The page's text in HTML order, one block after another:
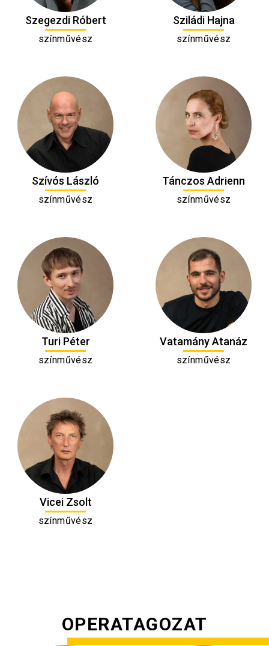
Szegezdi Róbert
színművész
Sziládi Hajna
színművész
Szívós László
színművész
Tánczos Adrienn
színművész
Turi Péter
színművész
Vatamány Atanáz
színművész
Vicei Zsolt
színművész
OPERATAGOZAT